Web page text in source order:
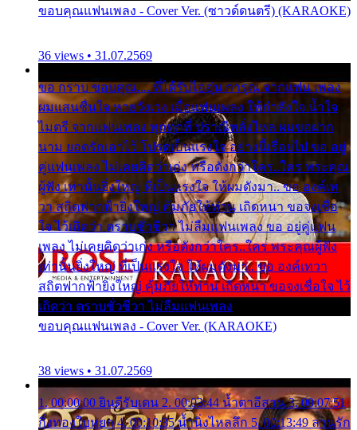
ขอบคุณแฟนเพลง - Cover Ver. (ซาวด์ดนตรี) (KARAOKE)
36 views • 31.07.2569
ขอ กราบ ขอบคุณ.... ที่ได้รับไออุ่น การุณ จากแฟน เพลง
ผมแสนชื่นใจ หายวังเวง เมื่อแฟนเพลง ให้กำลังใจ น้ำใจ
ไมตรี จากแฟนเพลง ทุกทุกที่ ปราณีหลั่งไหล ผมขอฝาก
นาม ยอดรักเอาไว้ โปรดเป็นแรงใจ อย่างนี้เรื่อยไป ขอ อยู่
คู่แฟนเพลง ไม่เคยคิดว่าเก่ง หรือดังกว่าใคร..ใคร พระคุณ
ผู้ฟัง เท่านั้นยิ่งใหญ่ ที่เป็นแรงใจ ให้ผมดังมา.. ขอ องค์เท
วา สถิตฟากฟ้ายิ่งใหญ่ คุ้มภัยให้ท่าน เถิดหนา ขอจงเชื่อ
ใจ ไว้เถิดว่า ตราบชั่วชีวา ไม่ลืมแฟนเพลง ขอ อยู่คู่แฟน
เพลง ไม่เคยคิดว่าเก่ง หรือดังกว่าใคร..ใคร พระคุณผู้ฟัง
เท่านั้นยิ่งใหญ่ ที่เป็นแรงใจ ให้ผมดังมา.. ขอ องค์เทวา
สถิตฟากฟ้ายิ่งใหญ่ คุ้มภัยให้ท่าน เถิดหนา ขอจงเชื่อใจ ไว้
เถิดว่า ตราบชั่วชีวา ไม่ลืมแฟนเพลง
ขอบคุณแฟนเพลง - Cover Ver. (KARAOKE)
38 views • 31.07.2569
1. 00:00:00 ยินดีรับเดน 2. 00:03:44 น้ำตาอีสาน 3. 00:07:51
กิ่งทองใบหยก 4. 00:10:35 น้ำนิ่งไหลลึก 5. 00:13:49 ลานรัก